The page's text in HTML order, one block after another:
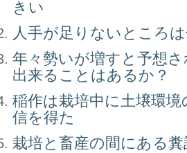
きい
人手が足りないところは
年々勢いが増すと予想
出来ることはあるか？
稲作は栽培中に土壌環
信を得た
栽培と畜産の間にある糞